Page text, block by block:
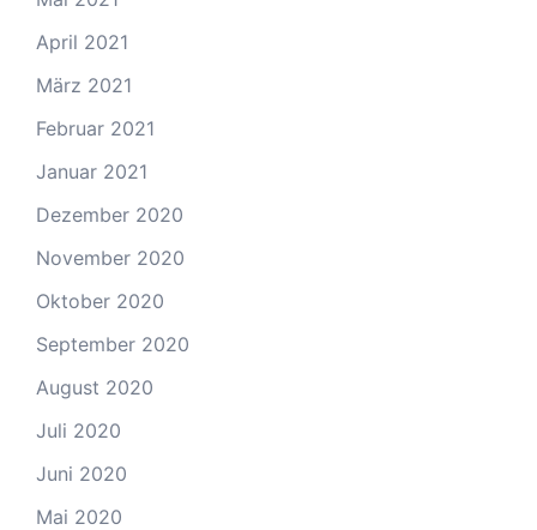
April 2021
März 2021
Februar 2021
Januar 2021
Dezember 2020
November 2020
Oktober 2020
September 2020
August 2020
Juli 2020
Juni 2020
Mai 2020